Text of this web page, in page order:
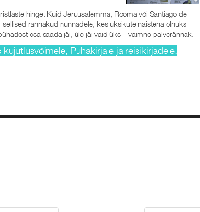
hinge. Kuid Jeruusalemma, Rooma või Santiago de
rännakud nunnadele, kes üksikute naistena olnuks
osa saada jäi, üle jäi vaid üks – vaimne palverännak.
Pühakirjale ja reisikirjadele.